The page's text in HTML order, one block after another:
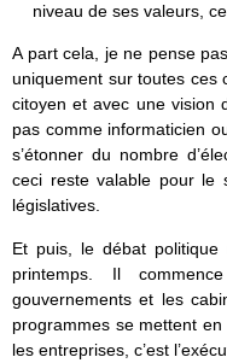
niveau de ses valeurs,
A part cela, je ne pense
uniquement sur toutes ces
citoyen et avec une vision
pas comme informaticien
s’étonner du nombre
ceci reste valable pour le
législatives.
Et puis, le débat politique
printemps. Il
gouvernements et les
programmes se mettent
les entreprises, c’est